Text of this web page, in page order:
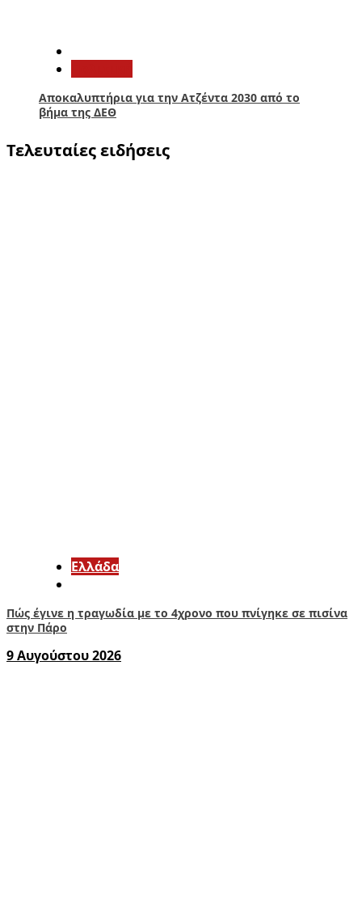
Αποκαλυπτήρια για την Ατζέντα 2030 από το
βήμα της ΔΕΘ
Τελευταίες ειδήσεις
Ελλάδα
Πώς έγινε η τραγωδία με το 4χρονο που πνίγηκε σε πισίνα
στην Πάρο
9 Αυγούστου 2026